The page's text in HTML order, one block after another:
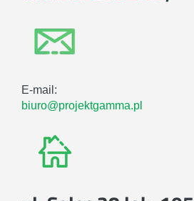
E-mail:
biuro@projektgamma.pl